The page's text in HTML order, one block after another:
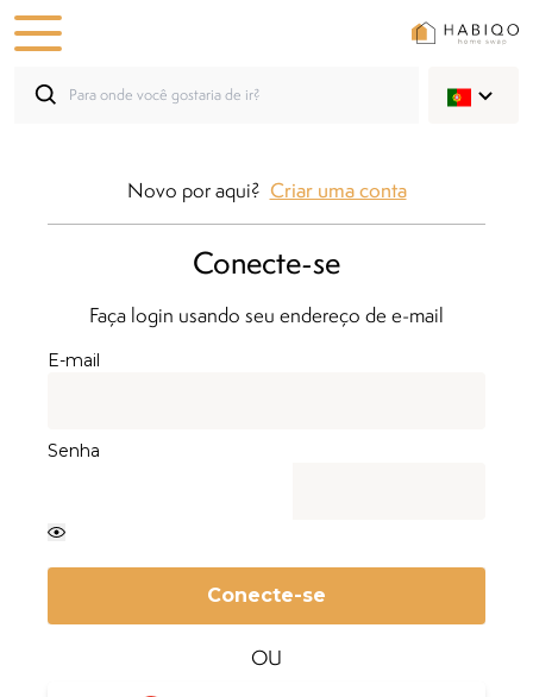
Novo por aqui? Criar uma conta
Conecte-se
Faça login usando seu endereço de e-mail
E-mail
Senha
Conecte-se
OU